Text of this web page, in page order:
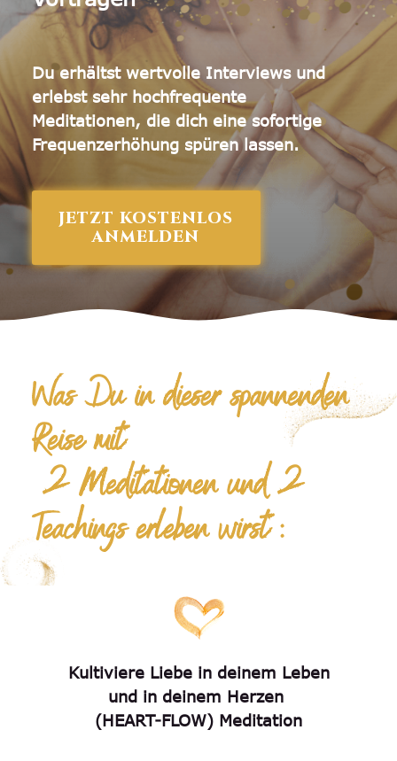
Akasha Chronik Lesung
Weitere Angebote
V.I.P. - Coaching
Du erhältst wertvolle Interviews und
erlebst sehr hochfrequente
Meditationen, die dich eine sofortige
Frequenzerhöhung spüren lassen.
JETZT KOSTENLOS
ANMELDEN
Was Du in dieser spannenden
Reise mit
2 Meditationen und 2
Teachings erleben wirst :
Kultiviere Liebe in deinem Leben
und in deinem Herzen
(HEART-FLOW) Meditation